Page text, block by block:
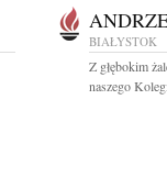
BIAŁYSTOK
Z głębokim
naszego